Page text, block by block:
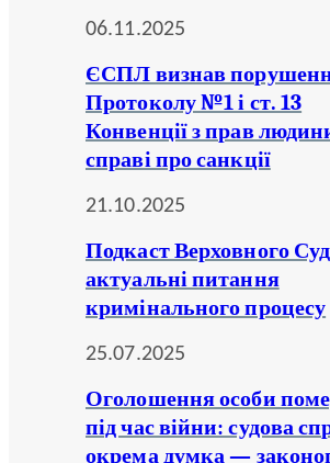
06.11.2025
ЄСПЛ визнав
Протоколу №1 і ст. 13
Конвенції з прав
справі про санкції
21.10.2025
Подкаст Верховного
актуальні питання
кримінального процесу
25.07.2025
Оголошення особи
під час війни: судова
окрема думка —